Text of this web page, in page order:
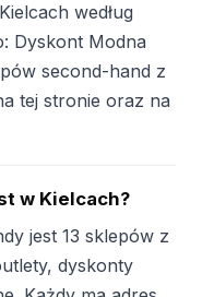
według
Dyskont Modna
second-hand z
tej stronie oraz na
w Kielcach?
jest 13 sklepów z
dyskonty